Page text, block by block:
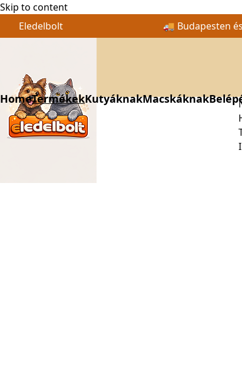
Skip to content
Eledelbolt
🚚 Budapesten
HomeTermékekKutyáknakMacskáknak